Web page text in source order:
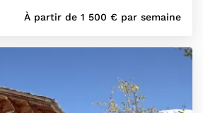
À partir de 1 500 € par semaine